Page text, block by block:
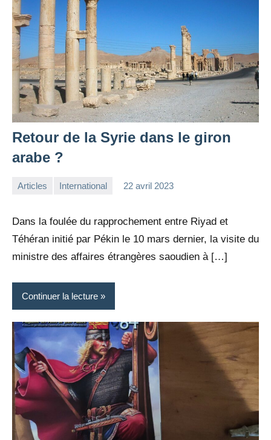
Retour de la Syrie dans le giron
arabe ?
Articles International 22 avril 2023
Dans la foulée du rapprochement entre Riyad et
Téhéran initié par Pékin le 10 mars dernier, la visite du
ministre des affaires étrangères saoudien à […]
Continuer la lecture